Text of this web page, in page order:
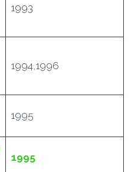
1993
1994,1996
1995
1995